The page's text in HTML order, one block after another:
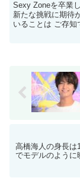
Sexy Zoneを卒業
新たな挑戦に期待
いることは ご存
高橋海人の身長は
でモデルのように